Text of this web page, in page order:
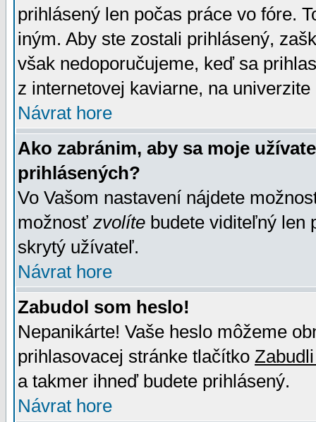
prihlásený len počas práce vo fóre.
iným. Aby ste zostali prihlásený,
však nedoporučujeme, keď sa
z internetovej kaviarne, na univerzite
Návrat hore
Ako zabránim, aby sa moje
prihlásených?
Vo Vašom nastavení nájdete
možnosť zvolíte budete viditeľný len
skrytý užívateľ.
Návrat hore
Zabudol som heslo!
Nepanikárte! Vaše heslo môžeme
prihlasovacej stránke tlačítko
a takmer ihneď budete prihlásený.
Návrat hore